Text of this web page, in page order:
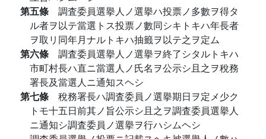
第五條 調査委員選擧人ノ選擧ハ投票ノ多數ヲ得タ
ル者ヲ以テ當選トス投票ノ數同シキトキハ年長者
ヲ取リ同年月ナルトキハ抽籤ヲ以テ之ヲ定ム
第六條 調査委員選擧人ノ選擧ヲ終了シタルトキハ
市町村長ハ直ニ當選人ノ氏名ヲ公示シ且之ヲ稅務
署長及當選人ニ通知スヘシ
第七條 稅務署長ハ調査委員ノ選擧期日ヲ定メ少ク
トモ十五日前其ノ旨公示シ且之ヲ調査委員選擧人
ニ通知シ調査委員ノ選擧ヲ行ハシムヘシ